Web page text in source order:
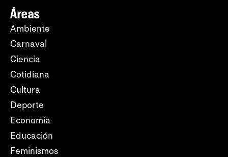
Áreas
Ambiente
Carnaval
Ciencia
Cotidiana
Cultura
Deporte
Economía
Educación
Feminismos